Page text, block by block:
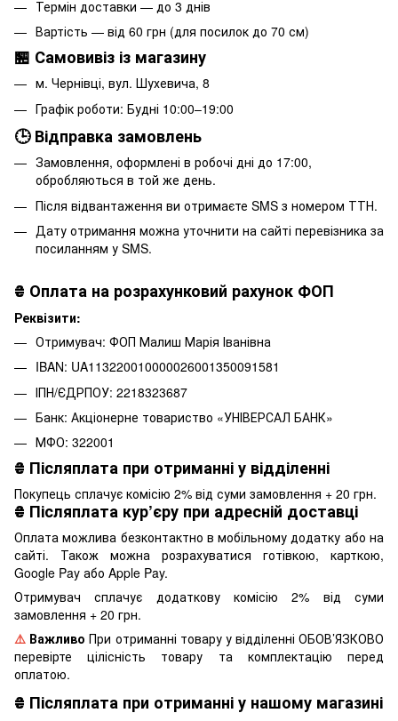
Термін доставки — до 3 днів
Вартість — від 60 грн (для посилок до 70 см)
🏪 Самовивіз із магазину
м. Чернівці, вул. Шухевича, 8
Графік роботи: Будні 10:00–19:00
🕒 Відправка замовлень
Замовлення, оформлені в робочі дні до 17:00,
обробляються в той же день.
Після відвантаження ви отримаєте SMS з номером ТТН.
Дату отримання можна уточнити на сайті перевізника за
посиланням у SMS.
₴ Оплата на розрахунковий рахунок ФОП
Реквізити:
Отримувач: ФОП Малиш Марія Іванівна
IBAN: UA113220010000026001350091581
ІПН/ЄДРПОУ: 2218323687
Банк: Акціонерне товариство «УНІВЕРСАЛ БАНК»
МФО: 322001
₴ Післяплата при отриманні у відділенні
Покупець сплачує комісію 2% від суми замовлення + 20 грн.
₴ Післяплата кур’єру при адресній доставці
Оплата можлива безконтактно в мобільному додатку або на
сайті. Також можна розрахуватися готівкою, карткою,
Google Pay або Apple Pay.
Отримувач сплачує додаткову комісію 2% від суми
замовлення + 20 грн.
⚠️ Важливо При отриманні товару у відділенні ОБОВ’ЯЗКОВО
перевірте цілісність товару та комплектацію перед
оплатою.
₴ Післяплата при отриманні у нашому магазині